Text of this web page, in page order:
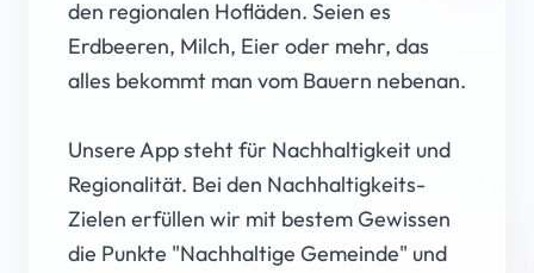
den regionalen Hofläden. Seien es
Erdbeeren, Milch, Eier oder mehr, das
alles bekommt man vom Bauern nebenan.
Unsere App steht für Nachhaltigkeit und
Regionalität. Bei den Nachhaltigkeits-
Zielen erfüllen wir mit bestem Gewissen
die Punkte "Nachhaltige Gemeinde" und